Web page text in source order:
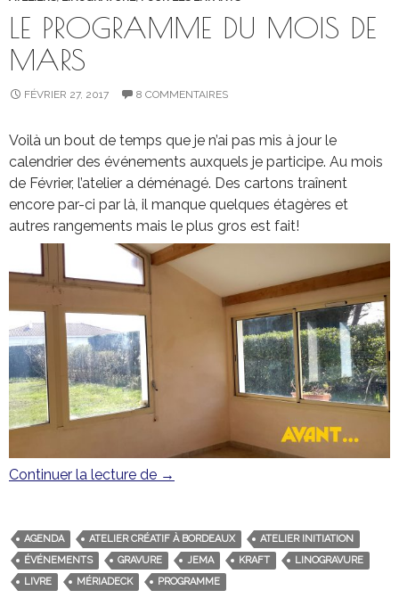
LE PROGRAMME DU MOIS DE
MARS
FÉVRIER 27, 2017 8 COMMENTAIRES
Voilà un bout de temps que je n’ai pas mis à jour le
calendrier des événements auxquels je participe. Au mois
de Février, l’atelier a déménagé. Des cartons traînent
encore par-ci par là, il manque quelques étagères et
autres rangements mais le plus gros est fait!
Continuer la lecture de Le programme du mois de mars
→
AGENDA ATELIER CRÉATIF À BORDEAUX
ATELIER INITIATION
ÉVÉNEMENTS
GRAVURE JEMA KRAFT
LINOGRAVURE
LIVRE
MÉRIADECK PROGRAMME